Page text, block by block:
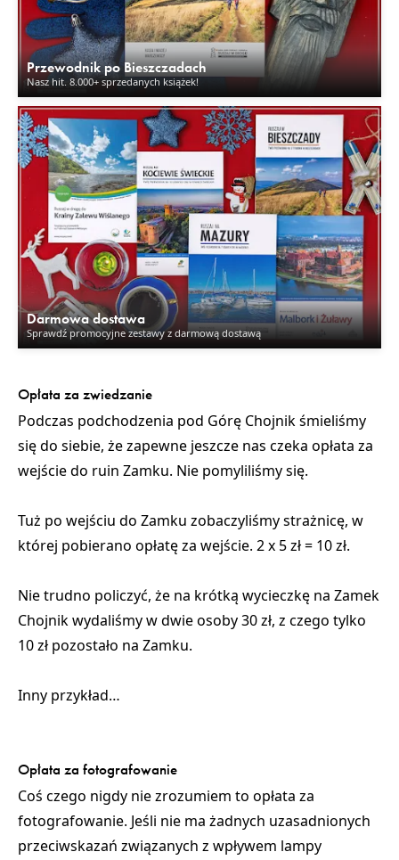
Przewodnik po Bieszczadach
Nasz hit. 8.000+ sprzedanych książek!
Darmowa dostawa
Sprawdź promocyjne zestawy z darmową dostawą
Opłata za zwiedzanie
Podczas podchodzenia pod Górę Chojnik śmieliśmy
się do siebie, że zapewne jeszcze nas czeka opłata za
wejście do ruin Zamku. Nie pomyliliśmy się.
Tuż po wejściu do Zamku zobaczyliśmy strażnicę, w
której pobierano opłatę za wejście. 2 x 5 zł = 10 zł.
Nie trudno policzyć, że na krótką wycieczkę na Zamek
Chojnik wydaliśmy w dwie osoby 30 zł, z czego tylko
10 zł pozostało na Zamku.
Inny przykład…
Opłata za fotografowanie
Coś czego nigdy nie zrozumiem to opłata za
fotografowanie. Jeśli nie ma żadnych uzasadnionych
przeciwskazań związanych z wpływem lampy